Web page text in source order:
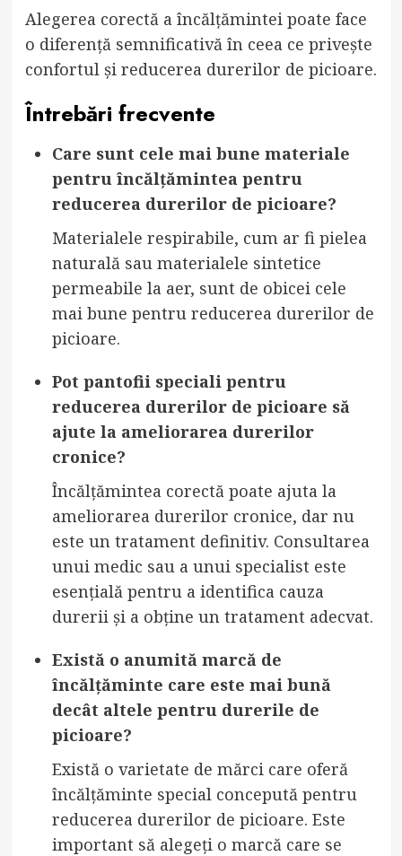
Alegerea corectă a încălțămintei poate face
o diferență semnificativă în ceea ce privește
confortul și reducerea durerilor de picioare.
Întrebări frecvente
Care sunt cele mai bune materiale
pentru încălțămintea pentru
reducerea durerilor de picioare?
Materialele respirabile, cum ar fi pielea
naturală sau materialele sintetice
permeabile la aer, sunt de obicei cele
mai bune pentru reducerea durerilor de
picioare.
Pot pantofii speciali pentru
reducerea durerilor de picioare să
ajute la ameliorarea durerilor
cronice?
Încălțămintea corectă poate ajuta la
ameliorarea durerilor cronice, dar nu
este un tratament definitiv. Consultarea
unui medic sau a unui specialist este
esențială pentru a identifica cauza
durerii și a obține un tratament adecvat.
Există o anumită marcă de
încălțăminte care este mai bună
decât altele pentru durerile de
picioare?
Există o varietate de mărci care oferă
încălțăminte special concepută pentru
reducerea durerilor de picioare. Este
important să alegeți o marcă care se